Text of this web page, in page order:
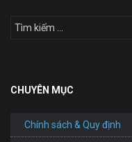
CHUYÊN MỤC
Chính sách & Quy định